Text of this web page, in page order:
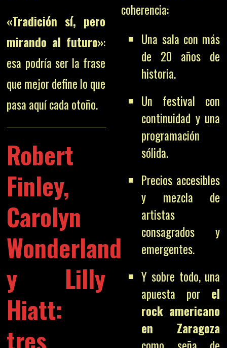
«Tradición sí, pero
mirando al futuro»:
esa podría ser la frase
que mejor define lo que
pasa aquí cada otoño.
Robert
Finley,
Carolyn
Wonderland
y Lilly
Hiatt:
tres
coherencia:
Una sala con más
de 20 años de
historia.
Un festival con
continuidad y una
programación
sólida.
Precios accesibles
y mezcla de
artistas
consagrados y
emergentes.
Y sobre todo, una
apuesta por el
rock americano
en Zaragoza